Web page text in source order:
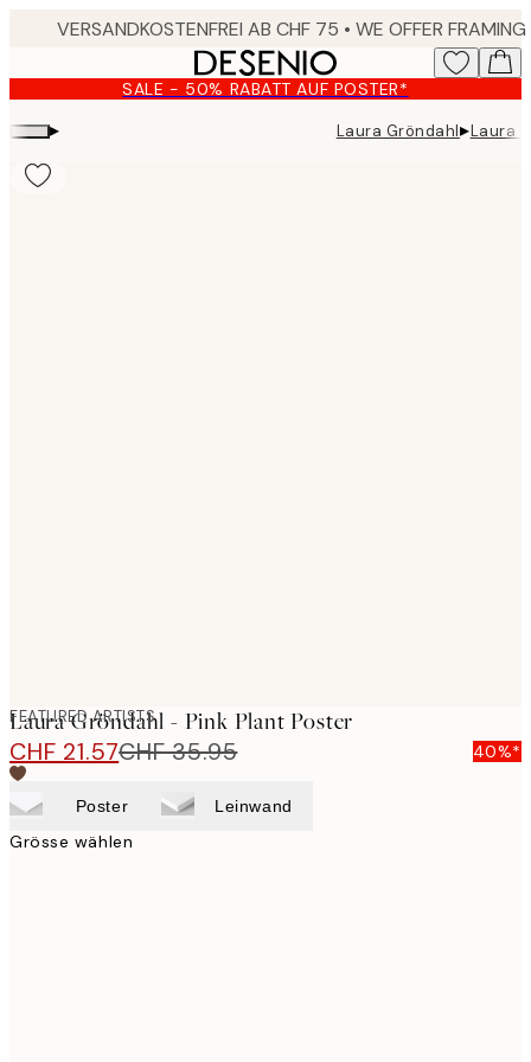
content.
SALE - 50% RABATT AUF POSTER*
▸ Laura Gröndahl▸Laura
FEATURED ARTISTS
Laura Gröndahl - Pink Plant Poster
CHF 21.57CHF 35.95 40%*
Poster Leinwand
Grösse wählen